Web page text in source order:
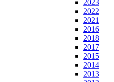
2023
2022
2021
2016
2018
2017
2015
2014
2013